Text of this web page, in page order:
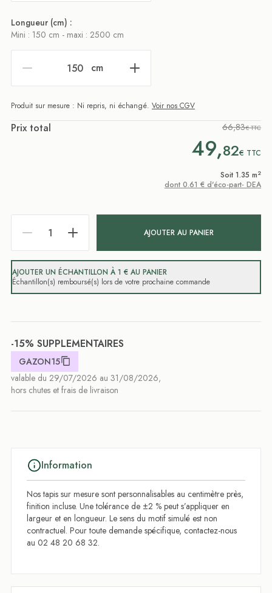
Longueur (cm) :
Mini : 150 cm - maxi : 2500 cm
cm
Produit sur mesure : Ni repris, ni échangé. Voir nos CGV
Prix total 66,83€ TTC
49,82€ TTC
Soit 1.35 m2
dont 0.61 € d'éco-part- DEA
AJOUTER AU PANIER
AJOUTER UN ÉCHANTILLON À 1 € AU PANIER
Échantillon(s) remboursé(s) lors de votre prochaine commande
-15% SUPPLEMENTAIRES
GAZON15
valable du 29/07/2026 au 31/08/2026,
hors chutes et frais de livraison
Information
Nos tapis sur mesure sont personnalisables au centimètre près,
finition incluse. Une tolérance de ±2 % peut s’appliquer en
largeur et en longueur. Le sens du motif simulé est non
contractuel. Pour toute demande spécifique, contactez-nous
au 02 48 20 68 32.